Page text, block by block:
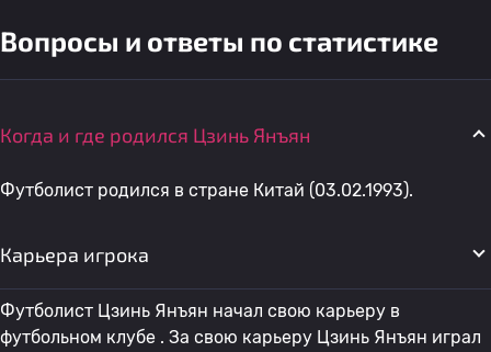
Вопросы и ответы по статистике
Когда и где родился Цзинь Янъян
Футболист родился в стране Китай (03.02.1993).
Карьера игрока
Футболист Цзинь Янъян начал свою карьеру в
футбольном клубе . За свою карьеру Цзинь Янъян играл